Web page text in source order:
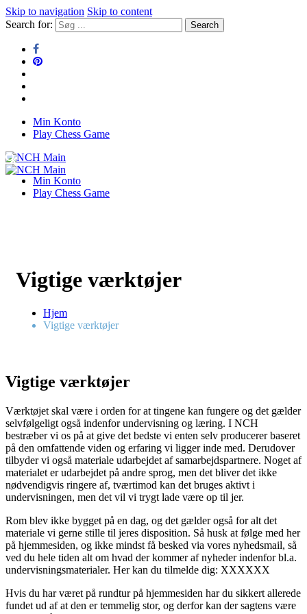
Skip to navigation Skip to content
Search for:
NCH Main
Min Konto
Play Chess Game
NCH MainMin Konto
Play Chess Game
Vigtige værktøjer
Hjem
Vigtige værktøjer
Vigtige værktøjer
Værktøjet skal være i orden for at tingene kan fungere og det gælder
selvfølgeligt også indenfor undervisning og læring. I NCH
bestræber vi os på at give det bedste vi enten selv producerer baseret
på den omfattende viden og erfaring vi ligger inde med. Derudover
tilbyder vi også materiale udarbejdet af samarbejdspartnere. Noget af
materialet er udarbejdet på andre sprog, men det bliver det ikke
nødvendigvis ringere af, tværtimod kan det bruges aktivt i
undervisningen, men det vil vi trygt lade være op til jer.
Rom blev ikke bygget på en dag, og det gælder også for alt det
materiale vi gerne stille til jeres disposition. Så husk at følge med her
på hjemmesiden, og ikke mindst få besked via vores nyhedsmail, så
ved du hele tiden alt om hvad der kommer af nyheder indenfor bl.a.
undervisningsmaterialer. Her kan du tilmelde dig: XXXXXX
Hvis du har været på rundtur på hjemmesiden har du sikkert allerede
fundet ud af at den er temmelig stor, og derfor kan der sagtens være